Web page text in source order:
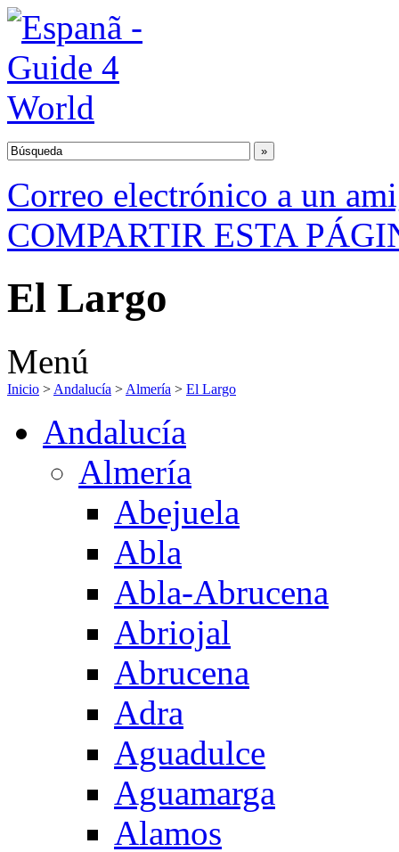
Correo electrónico a un
COMPARTIR ESTA
El Largo
Menú
Inicio > Andalucía > Almería > El Largo
Andalucía
Almería
Abejuela
Abla
Abla-Abrucena
Abriojal
Abrucena
Adra
Aguadulce
Aguamarga
Alamos